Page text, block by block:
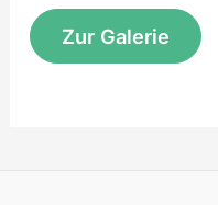
Zur Galerie